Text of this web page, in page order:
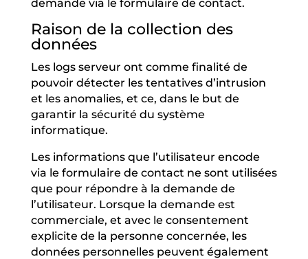
demande via le formulaire de contact.
Raison de la collection des
données
Les logs serveur ont comme finalité de
pouvoir détecter les tentatives d’intrusion
et les anomalies, et ce, dans le but de
garantir la sécurité du système
informatique.
Les informations que l’utilisateur encode
via le formulaire de contact ne sont utilisées
que pour répondre à la demande de
l’utilisateur. Lorsque la demande est
commerciale, et avec le consentement
explicite de la personne concernée, les
données personnelles peuvent également